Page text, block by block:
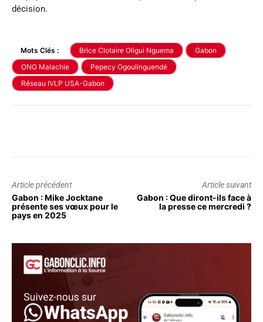
décision.
Mots Clés : Brice Clotaire Oligui Nguema
Gabon
ONG Malachie
Pepecy Ogoulinguendé
Réseau IVLP USA-Gabon
Article précédent
Gabon : Mike Jocktane
présente ses vœux pour le
pays en 2025
Article suivant
Gabon : Que diront-ils face à
la presse ce mercredi ?